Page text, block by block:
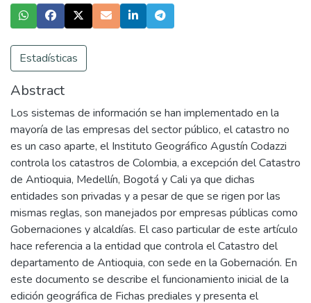
Estadísticas
Abstract
Los sistemas de información se han implementado en la
mayoría de las empresas del sector público, el catastro no
es un caso aparte, el Instituto Geográfico Agustín Codazzi
controla los catastros de Colombia, a excepción del Catastro
de Antioquia, Medellín, Bogotá y Cali ya que dichas
entidades son privadas y a pesar de que se rigen por las
mismas reglas, son manejados por empresas públicas como
Gobernaciones y alcaldías. El caso particular de este artículo
hace referencia a la entidad que controla el Catastro del
departamento de Antioquia, con sede en la Gobernación. En
este documento se describe el funcionamiento inicial de la
edición geográfica de Fichas prediales y presenta el